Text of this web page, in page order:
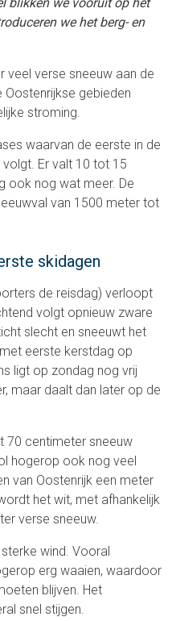
we het berg- en
veel verse sneeuw aan de
Oostenrijkse gebieden
stroming.
waarvan de eerste in de
Er valt 10 tot 15
ook nog wat meer. De
van 1500 meter tot
skidagen
de reisdag) verloopt
volgt opnieuw zware
slecht en sneeuwt het
eerste kerstdag op
ligt op zondag nog vrij
maar daalt dan later op de
70 centimeter sneeuw
hogerop ook nog veel
van Oostenrijk een meter
het wit, met afhankelijk
verse sneeuw.
wind. Vooral
erg waaien, waardoor
blijven. Het
snel stijgen.